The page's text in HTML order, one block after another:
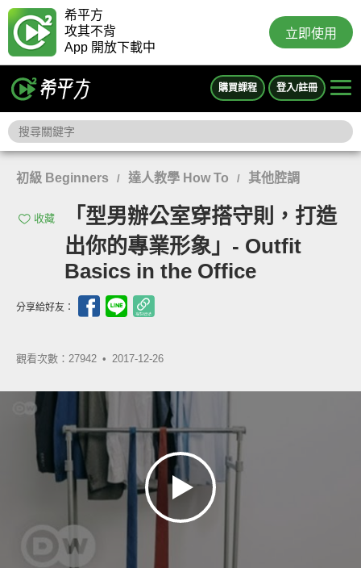
希平方
攻其不背
App 開放下載中
立即使用
購買課程 登入/註冊
初級 Beginners / 達人教學 How To / 其他腔調
收藏
「型男辦公室穿搭守則，打造
出你的專業形象」- Outfit
Basics in the Office
分享給好友：
觀看次數：27942 • 2017-12-26